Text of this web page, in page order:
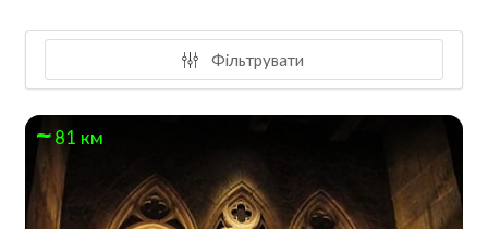
Фільтрувати
81 км